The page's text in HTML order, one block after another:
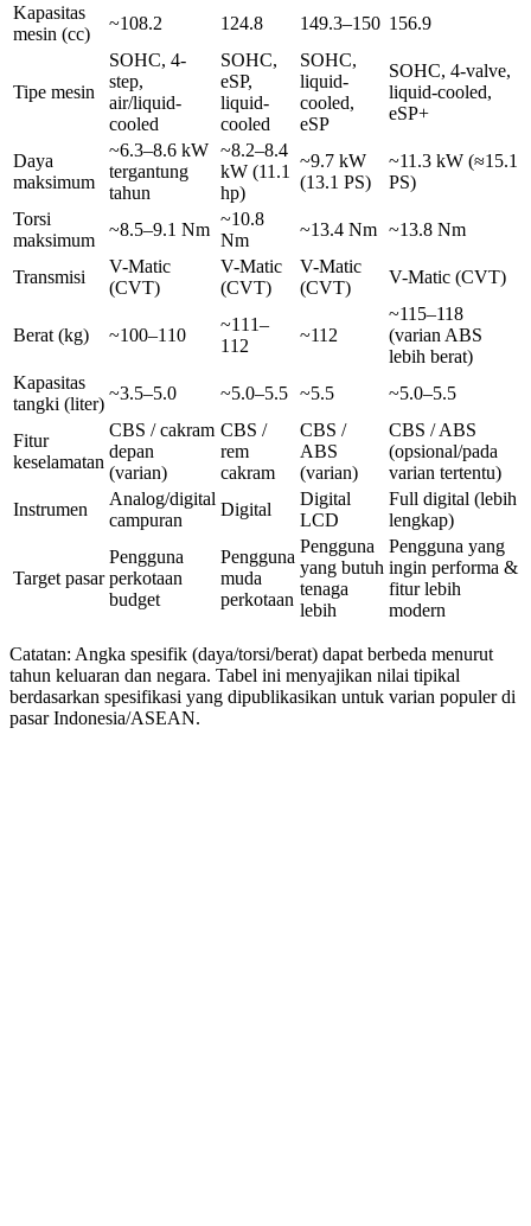
Kapasitas
mesin (cc)
~108.2 124.8 149.3–150 156.9
Tipe mesin
SOHC, 4-
step,
air/liquid-
cooled
SOHC,
eSP,
liquid-
cooled
SOHC,
liquid-
cooled,
eSP
SOHC, 4-valve,
liquid-cooled,
eSP+
Daya
maksimum
~6.3–8.6 kW
tergantung
tahun
~8.2–8.4
kW (11.1
hp)
~9.7 kW
(13.1 PS)
~11.3 kW (≈15.1
PS)
Torsi
maksimum
~8.5–9.1 Nm
~10.8
Nm
~13.4 Nm ~13.8 Nm
Transmisi
V-Matic
(CVT)
V-Matic
(CVT)
V-Matic
(CVT)
V-Matic (CVT)
Berat (kg) ~100–110
~111–
112
~112
~115–118
(varian ABS
lebih berat)
Kapasitas
tangki (liter)
~3.5–5.0 ~5.0–5.5 ~5.5 ~5.0–5.5
Fitur
keselamatan
CBS / cakram
depan
(varian)
CBS /
rem
cakram
CBS /
ABS
(varian)
CBS / ABS
(opsional/pada
varian tertentu)
Instrumen
Analog/digital
campuran
Digital
Digital
LCD
Full digital (lebih
lengkap)
Target pasar
Pengguna
perkotaan
budget
Pengguna
muda
perkotaan
Pengguna
yang butuh
tenaga
lebih
Pengguna yang
ingin performa &
fitur lebih
modern
Catatan: Angka spesifik (daya/torsi/berat) dapat berbeda menurut
tahun keluaran dan negara. Tabel ini menyajikan nilai tipikal
berdasarkan spesifikasi yang dipublikasikan untuk varian populer di
pasar Indonesia/ASEAN.